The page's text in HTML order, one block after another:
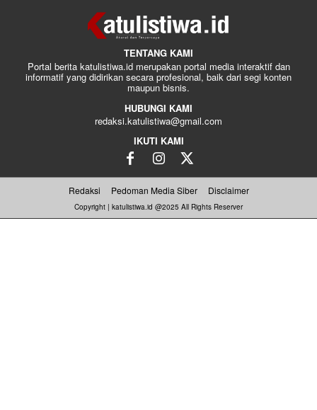
TENTANG KAMI
Portal berita katulistiwa.id merupakan portal media interaktif dan
informatif yang didirikan secara profesional, baik dari segi konten
maupun bisnis.
HUBUNGI KAMI
redaksi.katulistiwa@gmail.com
IKUTI KAMI
Redaksi Pedoman Media Siber Disclaimer
Copyright | katulistiwa.id @2025 All Rights Reserver